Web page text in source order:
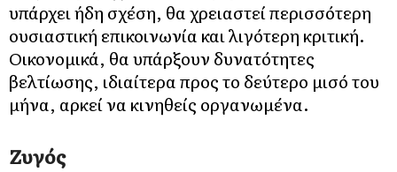
υπάρχει ήδη σχέση, θα χρειαστεί περισσότερη
ουσιαστική επικοινωνία και λιγότερη κριτική.
Οικονομικά, θα υπάρξουν δυνατότητες
βελτίωσης, ιδιαίτερα προς το δεύτερο μισό του
μήνα, αρκεί να κινηθείς οργανωμένα.
Ζυγός